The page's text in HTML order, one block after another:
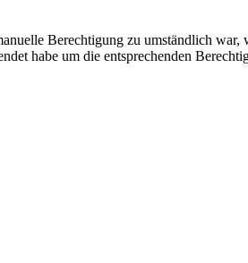
Berechtigung zu umständlich
habe um die entsprechenden